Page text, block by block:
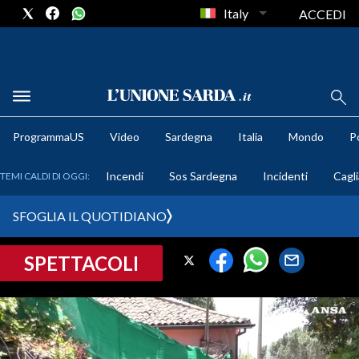
METEO
CRONACA SARDEGNA
PROVINCIA DI CAGLIARI
SULCIS IGLESIENTE
Italy ACCEDI
ProgrammaUS Video Sardegna Italia Mondo
TEMI CALDI DI OGGI: Incendi Sos Sardegna Incidenti
SFOGLIA IL QUOTIDIANO
SPETTACOLI